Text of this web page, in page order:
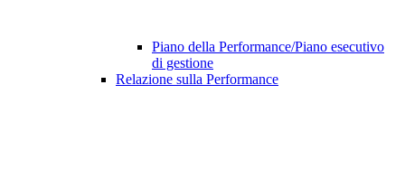
Piano della Performance/Piano esecutivo
di gestione
Relazione sulla Performance